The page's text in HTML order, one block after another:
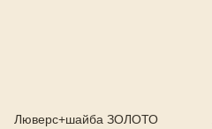
Люверс+шайба ЗОЛОТО